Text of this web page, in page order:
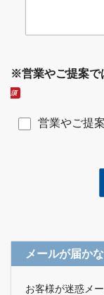
※営業やご提案で
須
営業やご提
メールが届か
お客様が迷惑メ